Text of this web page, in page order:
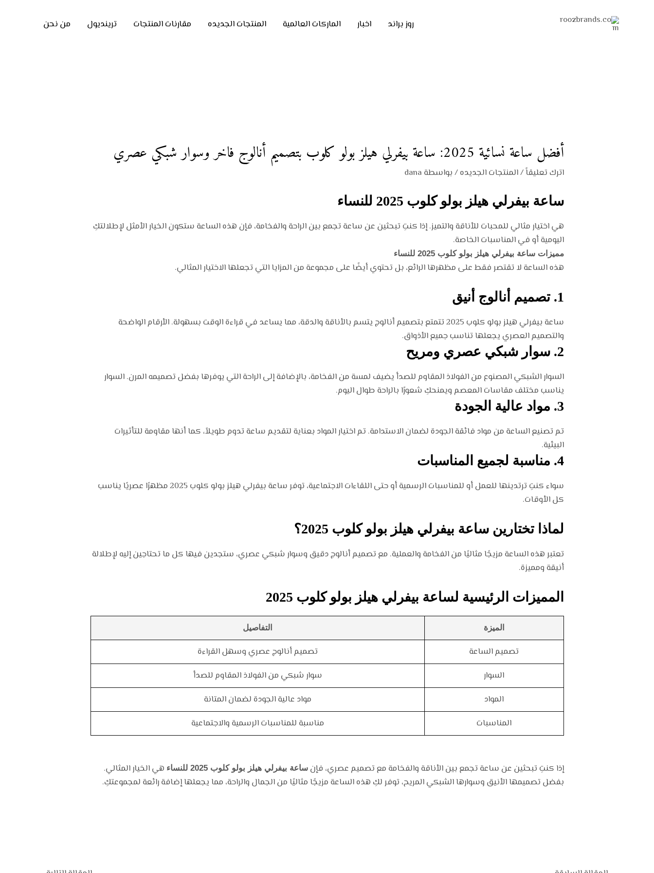
روز براند اخبار الماركات العالمية المنتجات الجديده مقارنات المنتجات ترينديول من نحن
أفضل ساعة نسائية 2025: ساعة بيفرلي هيلز بولو كلوب بتصميم أنالوج فاخر وسوار شبكي عصري
اترك تعليقاً/المنتجات الجديده/ بواسطة dana
ساعة بيفرلي هيلز بولو كلوب 2025 للنساء
هي اختيار مثالي للمحبات للأناقة والتميز. إذا كنتِ تبحثين عن ساعة تجمع بين الراحة والفخامة، فإن هذه الساعة ستكون الخيار الأمثل لإطلالتكِ
اليومية أو في المناسبات الخاصة.
مميزات ساعة بيفرلي هيلز بولو كلوب 2025 للنساء
هذه الساعة لا تقتصر فقط على مظهرها الرائع، بل تحتوي أيضًا على مجموعة من المزايا التي تجعلها الاختيار المثالي.
1. تصميم أنالوج أنيق
ساعة بيفرلي هيلز بولو كلوب 2025 تتمتع بتصميم أنالوج يتسم بالأناقة والدقة، مما يساعد في قراءة الوقت بسهولة. الأرقام الواضحة
والتصميم العصري يجعلها تناسب جميع الأذواق.
2. سوار شبكي عصري ومريح
السوار الشبكي المصنوع من الفولاذ المقاوم للصدأ يضيف لمسة من الفخامة، بالإضافة إلى الراحة التي يوفرها بفضل تصميمه المرن. السوار
يناسب مختلف مقاسات المعصم ويمنحكِ شعورًا بالراحة طوال اليوم.
3. مواد عالية الجودة
تم تصنيع الساعة من مواد فائقة الجودة لضمان الاستدامة. تم اختيار المواد بعناية لتقديم ساعة تدوم طويلاً، كما أنها مقاومة للتأثيرات
البيئية.
4. مناسبة لجميع المناسبات
سواء كنتِ ترتدينها للعمل أو للمناسبات الرسمية أو حتى اللقاءات الاجتماعية، توفر ساعة بيفرلي هيلز بولو كلوب 2025 مظهرًا عصريًا يناسب
كل الأوقات.
لماذا تختارين ساعة بيفرلي هيلز بولو كلوب 2025؟
تعتبر هذه الساعة مزيجًا مثاليًا من الفخامة والعملية. مع تصميم أنالوج دقيق وسوار شبكي عصري، ستجدين فيها كل ما تحتاجين إليه لإطلالة
أنيقة ومميزة.
المميزات الرئيسية لساعة بيفرلي هيلز بولو كلوب 2025
الميزة التفاصيل
تصميم الساعة
تصميم أنالوج عصري وسهل القراءة
السوار
سوار شبكي من الفولاذ المقاوم للصدأ
المواد
مواد عالية الجودة لضمان المتانة
المناسبات
مناسبة للمناسبات الرسمية والاجتماعية
إذا كنتِ تبحثين عن ساعة تجمع بين الأناقة والفخامة مع تصميم عصري، فإنساعة بيفرلي هيلز بولو كلوب 2025 للنساء
هي الخيار المثالي.
بفضل تصميمها الأنيق وسوارها الشبكي المريح، توفر لكِ هذه الساعة مزيجًا مثاليًا من الجمال والراحة، مما يجعلها إضافة رائعة لمجموعتكِ.
navigation